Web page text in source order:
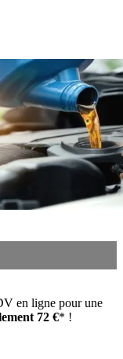
en ligne pour une
72 €* !